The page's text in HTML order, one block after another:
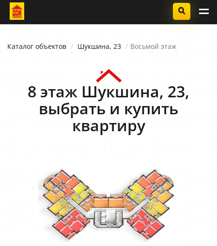
Каталог объектов Шукшина, 23 Восьмой этаж
8 этаж Шукшина, 23,
выбрать и купить
квартиру